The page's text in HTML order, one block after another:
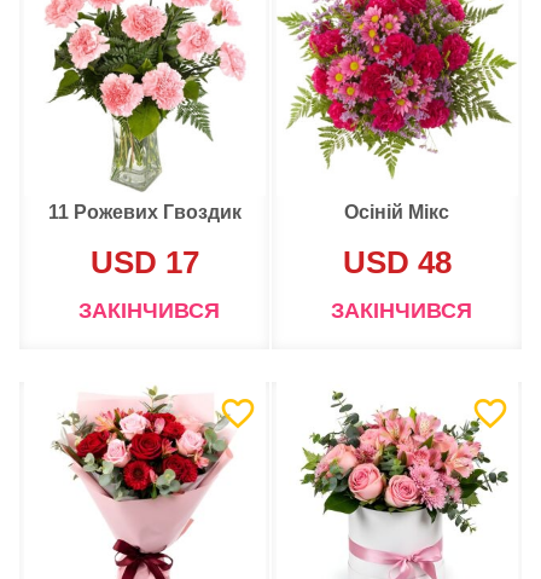
11 Рожевих Гвоздик
USD 17
ЗАКІНЧИВСЯ
Осіній Мікс
USD 48
ЗАКІНЧИВСЯ